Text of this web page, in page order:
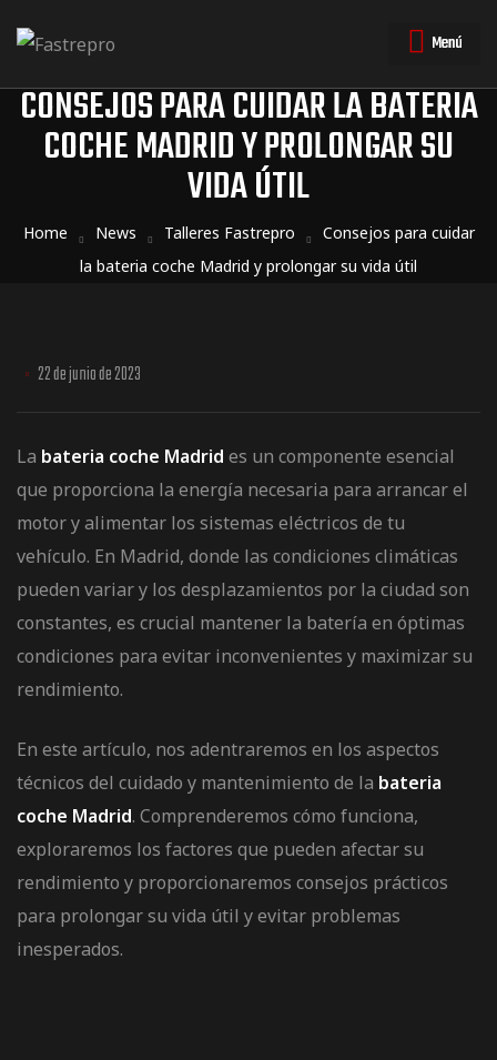
Menú
CONSEJOS PARA CUIDAR LA BATERIA
COCHE MADRID Y PROLONGAR SU
VIDA ÚTIL
Home News Talleres Fastrepro
Consejos para cuidar
la bateria coche Madrid y prolongar su vida útil
22 de junio de 2023
La bateria coche Madrid es un componente esencial
que proporciona la energía necesaria para arrancar el
motor y alimentar los sistemas eléctricos de tu
vehículo. En Madrid, donde las condiciones climáticas
pueden variar y los desplazamientos por la ciudad son
constantes, es crucial mantener la batería en óptimas
condiciones para evitar inconvenientes y maximizar su
rendimiento.
En este artículo, nos adentraremos en los aspectos
técnicos del cuidado y mantenimiento de la bateria
coche Madrid. Comprenderemos cómo funciona,
exploraremos los factores que pueden afectar su
rendimiento y proporcionaremos consejos prácticos
para prolongar su vida útil y evitar problemas
inesperados.